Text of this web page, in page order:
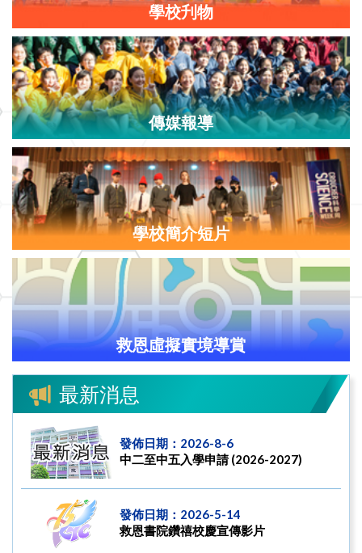
學校刋物
傳媒報導
學校簡介短片
救恩虛擬實境導賞
最新消息
發佈日期：2026-8-6
中二至中五入學申請 (2026-2027)
發佈日期：2026-5-14
救恩書院鑽禧校慶宣傳影片